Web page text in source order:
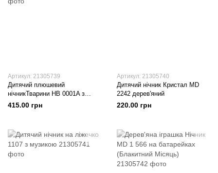
Артикул: 21305739
Дитячий плюшевий
нічникТварини HB 0001A з
музикою (Кролик)
415.00 грн
Артикул: 21305740
Дитячий нічник Кристал MD
2242 дерев'яний
220.00 грн